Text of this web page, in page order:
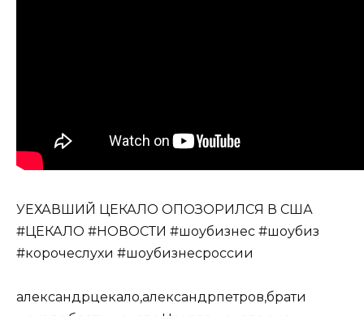
УЕХАВШИЙ ЦЕКАЛО ОПОЗОРИЛСЯ В США
#ЦЕКАЛО #НОВОСТИ #шоубизнес #шоубиз
#корочеслухи #шоубизнесроссии
александрцекало,александрпетров,брати